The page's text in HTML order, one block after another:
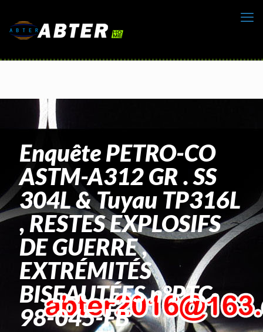
Enquête PETRO-CO
ASTM-A312 GR . SS
304L & Tuyau TP316L
, RESTES EXPLOSIFS
DE GUERRE ,
EXTRÉMITÉS
BISEAUTÉES n°PTC-
98-045-FB